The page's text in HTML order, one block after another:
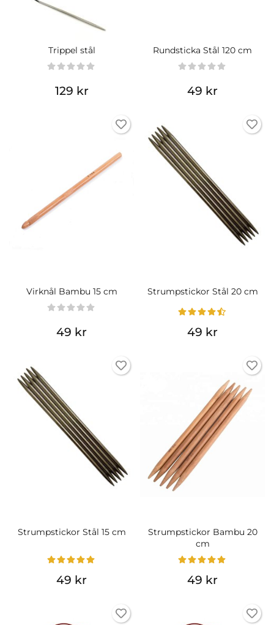
Trippel stål
129 kr
Rundsticka Stål 120 cm
49 kr
Virknål Bambu 15 cm
49 kr
Strumpstickor Stål 20 cm
49 kr
Strumpstickor Stål 15 cm
49 kr
Strumpstickor Bambu 20
cm
49 kr